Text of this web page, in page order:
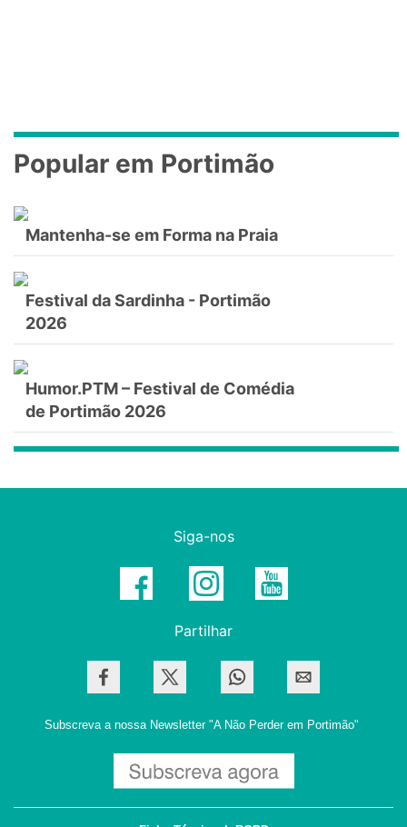
Popular em Portimão
Mantenha-se em Forma na Praia
Festival da Sardinha - Portimão
2026
Humor.PTM – Festival de Comédia
de Portimão 2026
Siga-nos
Partilhar
Subscreva a nossa Newsletter "A Não Perder em Portimão"